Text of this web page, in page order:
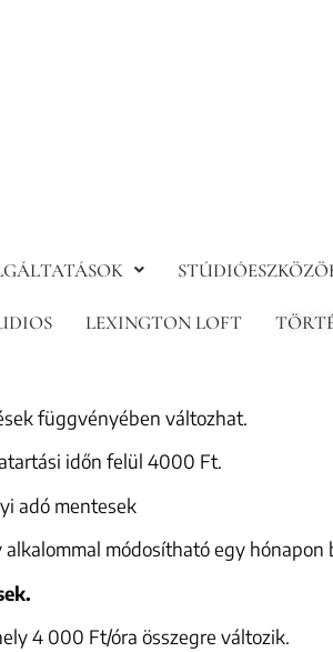
LEXINGTON LOFT
függvényében változhat.
időn felül 4000 Ft.
adó mentesek
módosítható egy hónapon
4 000 Ft/óra összegre változik.